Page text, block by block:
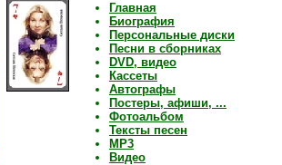
Главная
Биография
Персональные диски
Песни в сборниках
DVD, видео
Кассеты
Автографы
Постеры, афиши, ...
Фотоальбом
Тексты песен
MP3
Видео